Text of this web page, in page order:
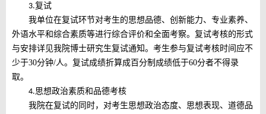
3.复试
我单位在复试环节对考生的思想品德、创新能力、专业素养、
外语水平和综合素质等进行综合评价和全面考察。复试考核的形式
与安排详见我院博士研究生复试通知。 考生参与复试考核时间 应不
少于30分钟/人。 复试成绩折算成百分制成绩低于60分者不得录
取。
4.思想政治素质和品德考核
我院在复试的同时，对考生思想政治态度、思想表现、道德品